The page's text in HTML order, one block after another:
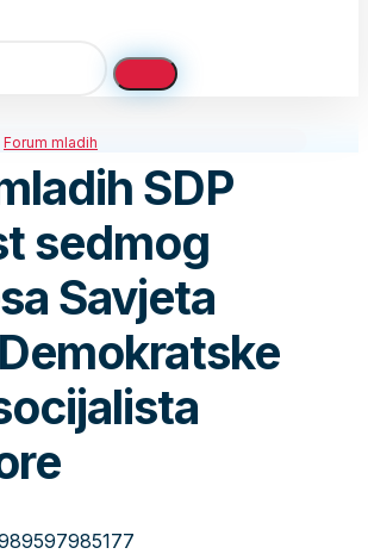
Forum mladih
SDP
sedmog
Savjeta